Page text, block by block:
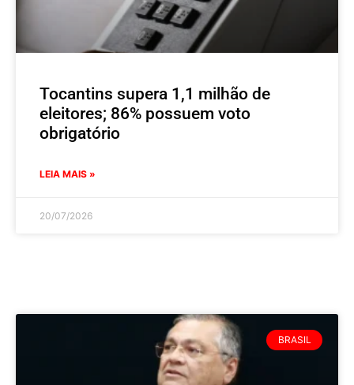
Tocantins supera 1,1 milhão de
eleitores; 86% possuem voto
obrigatório
LEIA MAIS »
20/07/2026
BRASIL